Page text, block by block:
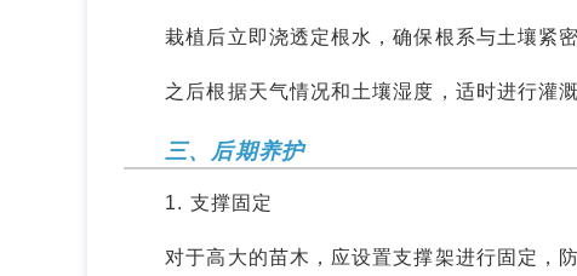
栽植后立即浇透定根水，确保根系与土壤紧密
之后根据天气情况和土壤湿度，适时进行灌溉
三、后期养护
1. 支撑固定
对于高大的苗木，应设置支撑架进行固定，防